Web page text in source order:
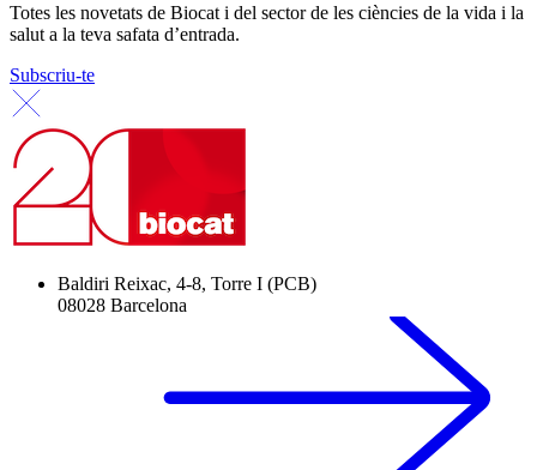
Totes les novetats de Biocat i del sector de les ciències de la vida i la
salut a la teva safata d’entrada.
Subscriu-te
Baldiri Reixac, 4-8, Torre I (PCB)
08028 Barcelona